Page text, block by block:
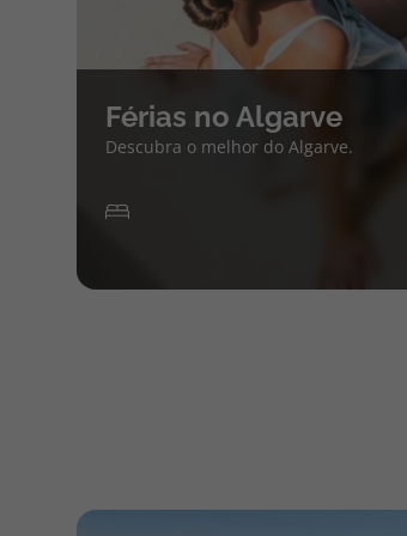
Férias no Algarve
Descubra o melhor do Algarve.